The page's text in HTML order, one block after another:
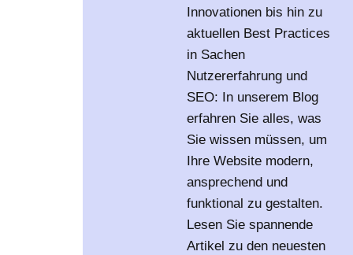
Innovationen bis hin zu
aktuellen Best Practices
in Sachen
Nutzererfahrung und
SEO: In unserem Blog
erfahren Sie alles, was
Sie wissen müssen, um
Ihre Website modern,
ansprechend und
funktional zu gestalten.
Lesen Sie spannende
Artikel zu den neuesten